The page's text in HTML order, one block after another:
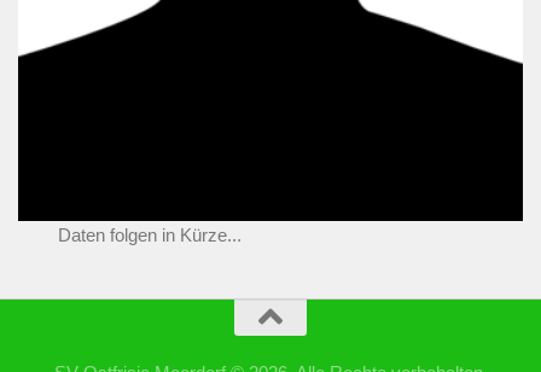
Daten folgen in Kürze...